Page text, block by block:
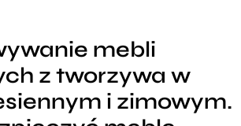
mebli
z tworzywa w
i zimowym.